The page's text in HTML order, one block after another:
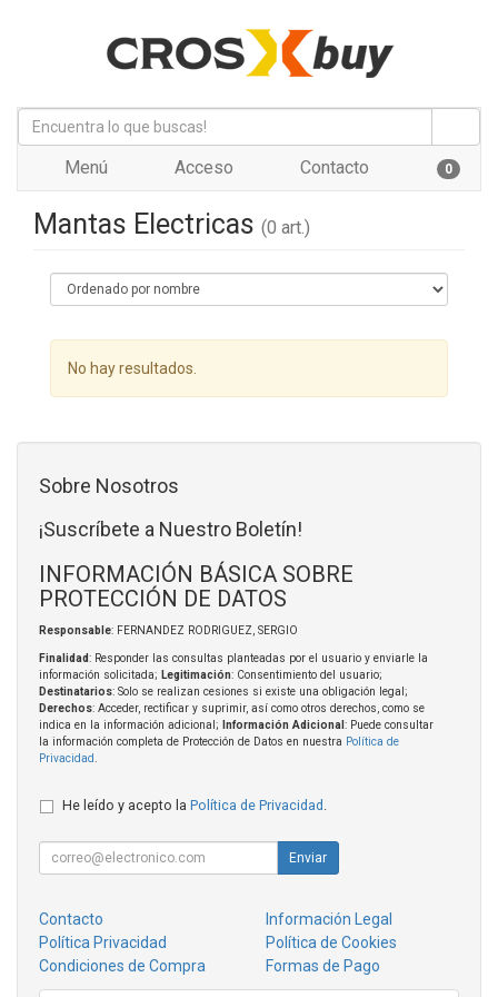
Menú Acceso Contacto 0
Mantas Electricas (0 art.)
No hay resultados.
Sobre Nosotros
¡Suscríbete a Nuestro Boletín!
INFORMACIÓN BÁSICA SOBRE
PROTECCIÓN DE DATOS
Responsable: FERNANDEZ RODRIGUEZ, SERGIO
Finalidad: Responder las consultas planteadas por el usuario y enviarle la
información solicitada; Legitimación: Consentimiento del usuario;
Destinatarios: Solo se realizan cesiones si existe una obligación legal;
Derechos: Acceder, rectificar y suprimir, así como otros derechos, como se
indica en la información adicional;
Información Adicional : Puede consultar
la información completa de Protección de Datos en nuestra Política de
Privacidad
He leído y acepto la Política de Privacidad .
Enviar
Contacto
Información Legal
Política Privacidad
Política de Cookies
Condiciones de Compra
Formas de Pago